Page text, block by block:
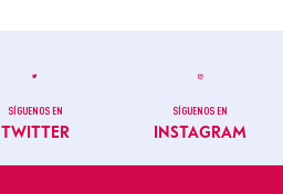
SÍGUENOS EN
TWITTER
SÍGUENOS EN
INSTAGRAM